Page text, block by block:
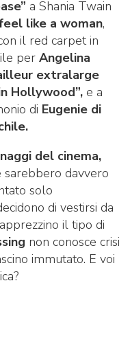
a Shania Twain
like a woman,
il red carpet in
per Angelina
extralarge
Hollywood”, e a
di Eugenie di
del cinema,
davvero
solo
di vestirsi da
il tipo di
non conosce crisi
immutato. E voi